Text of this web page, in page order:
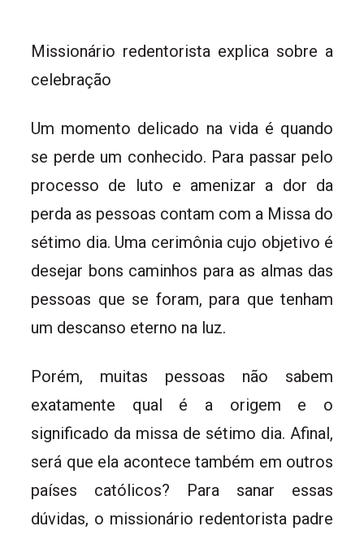
Missionário redentorista explica sobre a
celebração
Um momento delicado na vida é quando
se perde um conhecido. Para passar pelo
processo de luto e amenizar a dor da
perda as pessoas contam com a Missa do
sétimo dia. Uma cerimônia cujo objetivo é
desejar bons caminhos para as almas das
pessoas que se foram, para que tenham
um descanso eterno na luz.
Porém, muitas pessoas não sabem
exatamente qual é a origem e o
significado da missa de sétimo dia. Afinal,
será que ela acontece também em outros
países católicos? Para sanar essas
dúvidas, o missionário redentorista padre